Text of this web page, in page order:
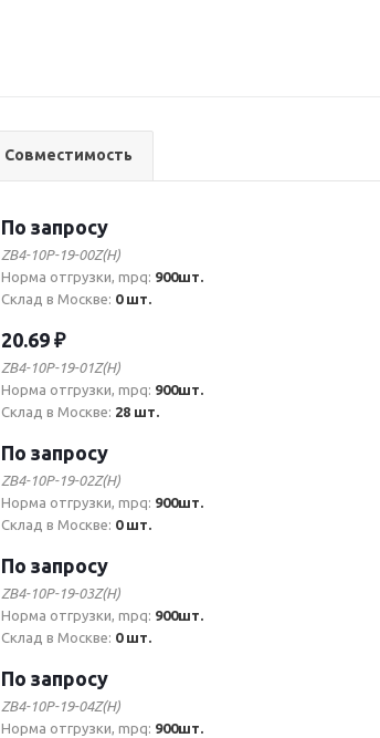
Совместимость
По запросу
ZB4-10P-19-00Z(H)
Норма отгрузки, mpq: 900шт.
Склад в Москве: 0 шт.
20.69 ₽
ZB4-10P-19-01Z(H)
Норма отгрузки, mpq: 900шт.
Склад в Москве: 28 шт.
По запросу
ZB4-10P-19-02Z(H)
Норма отгрузки, mpq: 900шт.
Склад в Москве: 0 шт.
По запросу
ZB4-10P-19-03Z(H)
Норма отгрузки, mpq: 900шт.
Склад в Москве: 0 шт.
По запросу
ZB4-10P-19-04Z(H)
Норма отгрузки, mpq: 900шт.